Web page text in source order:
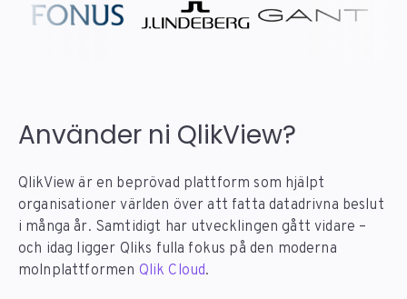
Använder ni QlikView?
QlikView är en beprövad plattform som hjälpt
organisationer världen över att fatta datadrivna beslut
i många år. Samtidigt har utvecklingen gått vidare –
och idag ligger Qliks fulla fokus på den moderna
molnplattformen Qlik Cloud.